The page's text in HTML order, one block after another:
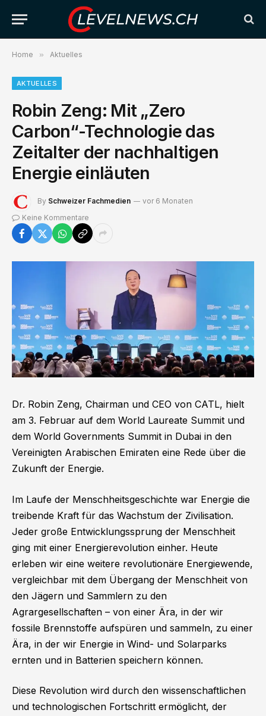
Home » Aktuelles
AKTUELLES
Robin Zeng: Mit „Zero
Carbon“-Technologie das
Zeitalter der nachhaltigen
Energie einläuten
By Schweizer Fachmedien
vor 6 Monaten
Keine Kommentare
Dr. Robin Zeng, Chairman und CEO von CATL, hielt
am 3. Februar auf dem World Laureate Summit und
dem World Governments Summit in Dubai in den
Vereinigten Arabischen Emiraten eine Rede über die
Zukunft der Energie.
Im Laufe der Menschheitsgeschichte war Energie die
treibende Kraft für das Wachstum der Zivilisation.
Jeder große Entwicklungssprung der Menschheit
ging mit einer Energierevolution einher. Heute
erleben wir eine weitere revolutionäre Energiewende,
vergleichbar mit dem Übergang der Menschheit von
den Jägern und Sammlern zu den
Agrargesellschaften – von einer Ära, in der wir
fossile Brennstoffe aufspüren und sammeln, zu einer
Ära, in der wir Energie in Wind- und Solarparks
ernten und in Batterien speichern können.
Diese Revolution wird durch den wissenschaftlichen
und technologischen Fortschritt ermöglicht, der